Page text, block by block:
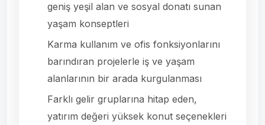
geniş yeşil alan ve sosyal donatı sunan
yaşam konseptleri
Karma kullanım ve ofis fonksiyonlarını
barındıran projelerle iş ve yaşam
alanlarının bir arada kurgulanması
Farklı gelir gruplarına hitap eden,
yatırım değeri yüksek konut seçenekleri